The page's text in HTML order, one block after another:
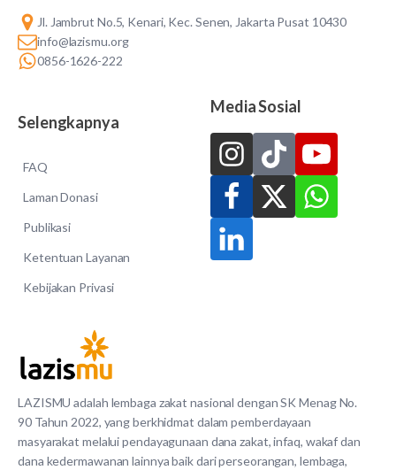
LAZISMU adalah lembaga zakat nasional dengan SK Menag No.
90 Tahun 2022, yang berkhidmat dalam pemberdayaan
masyarakat melalui pendayagunaan dana zakat, infaq, wakaf dan
dana kedermawanan lainnya baik dari perseorangan, lembaga,
Jl. Jambrut No.5, Kenari, Kec. Senen, Jakarta Pusat 10430
info@lazismu.org
0856-1626-222
Selengkapnya
FAQ
Laman Donasi
Publikasi
Ketentuan Layanan
Kebijakan Privasi
Media Sosial